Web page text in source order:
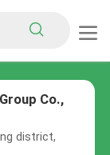
Co.,
district,